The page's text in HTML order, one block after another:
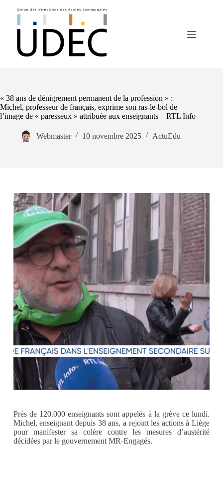
« 38 ans de dénigrement permanent de la profession » :
Michel, professeur de français, exprime son ras-le-bol de
l’image de « paresseux » attribuée aux enseignants – RTL Info
Webmaster 10 novembre 2025 ActuEdu
Près de 120.000 enseignants sont appelés à la grève ce lundi.
Michel, enseignant depuis 38 ans, a rejoint les actions à Liège
pour manifester sa colère contre les mesures d’austérité
décidées par le gouvernement MR-Engagés.